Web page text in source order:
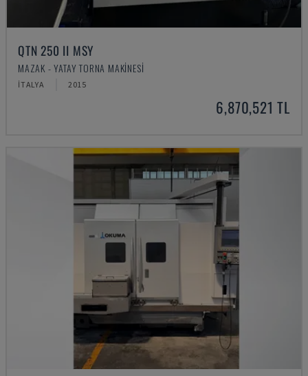
QTN 250 II MSY
MAZAK - YATAY TORNA MAKINESI
İTALYA 2015
6,870,521 TL